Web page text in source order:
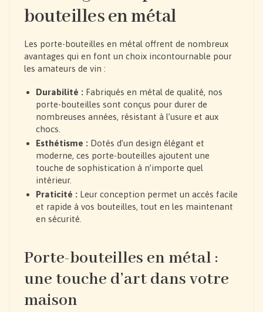
bouteilles en métal
Les porte-bouteilles en métal offrent de nombreux
avantages qui en font un choix incontournable pour
les amateurs de vin :
Durabilité : Fabriqués en métal de qualité, nos
porte-bouteilles sont conçus pour durer de
nombreuses années, résistant à l’usure et aux
chocs.
Esthétisme : Dotés d’un design élégant et
moderne, ces porte-bouteilles ajoutent une
touche de sophistication à n’importe quel
intérieur.
Praticité : Leur conception permet un accès facile
et rapide à vos bouteilles, tout en les maintenant
en sécurité.
Porte-bouteilles en métal :
une touche d’art dans votre
maison